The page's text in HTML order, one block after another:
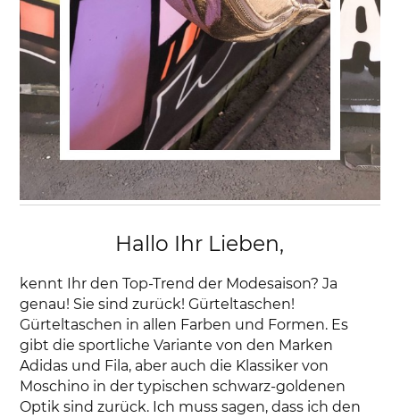
Hallo Ihr Lieben,
kennt Ihr den Top-Trend der Modesaison? Ja
genau! Sie sind zurück! Gürteltaschen!
Gürteltaschen in allen Farben und Formen. Es
gibt die sportliche Variante von den Marken
Adidas und Fila, aber auch die Klassiker von
Moschino in der typischen schwarz-goldenen
Optik sind zurück. Ich muss sagen, dass ich den